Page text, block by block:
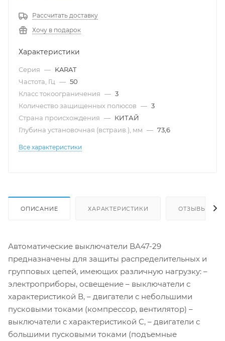
Рассчитать доставку
Хочу в подарок
Характеристики
Серия — KARAT
Частота, Гц — 50
Класс токоограничения — 3
Количество защищенных полюсов — 3
Страна происхождения — КИТАЙ
Глубина установочная (встраив.), мм — 73,6
Все характеристики
ОПИСАНИЕ ХАРАКТЕРИСТИКИ ОТЗЫВЫ
Автоматические выключатели ВА47-29
предназначены для защиты распределительных и
групповых цепей, имеющих различную нагрузку: –
электроприборы, освещение – выключатели с
характеристикой В, – двигатели с небольшими
пусковыми токами (компрессор, вентилятор) –
выключатели с характеристикой C, – двигатели с
большими пусковыми токами (подъемные